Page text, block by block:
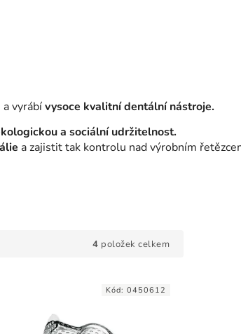
a vyrábívysoce kvalitní dentální nástroje.
a sociální udržitelnost.
a zajistit tak kontrolu nad výrobním
4 položek celkem
Kód:0450612